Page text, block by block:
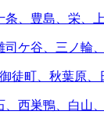
条、豊島、栄、上
司ケ谷、三ノ輪、
御徒町、秋葉原、
、西巣鴨、白山、